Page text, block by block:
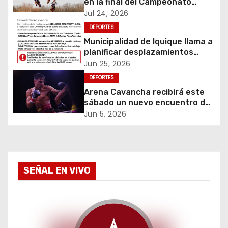
n
d
e
n
a
Amateur de Motocross más
importante del mundo
Jul 24, 2026
DEPORTES
Municipalidad de Iquique llama a
planificar desplazamientos
durante Iquique 5150 Triathlon
Jun 25, 2026
DEPORTES
Arena Cavancha recibirá este
sábado un nuevo encuentro de
boxeo internacional con Marcial
Jun 5, 2026
SEÑAL EN VIVO